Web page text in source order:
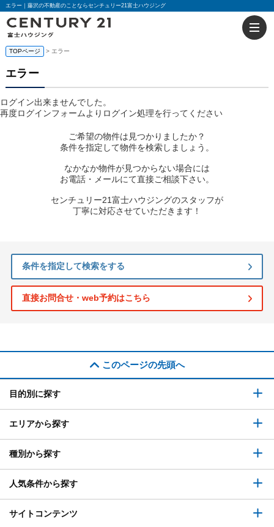
エラー｜藤沢の不動産のことならセンチュリー21富士ハウジング
TOPページ > エラー
エラー
ログイン出来ませんでした。
再度ログインフォームよりログイン処理を行ってください
ご希望の物件は見つかりましたか？
条件を指定して物件を検索しましょう。
なかなか物件が見つからない場合には
お電話・メールにて直接ご相談下さい。
センチュリー21富士ハウジングのスタッフが
丁寧に対応させていただきます！
条件を指定して検索をする
直接お問合せ・web予約はこちら
このページの先頭へ
目的別に探す
エリアから探す
種別から探す
人気条件から探す
サイトコンテンツ